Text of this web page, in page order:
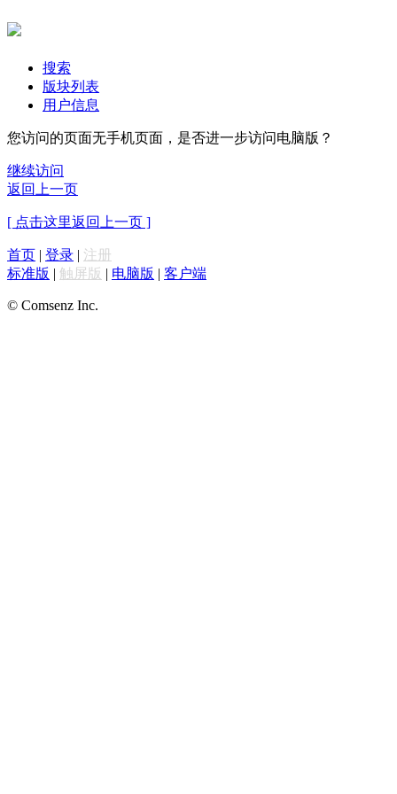
搜索
版块列表
用户信息
您访问的页面无手机页面，是否进一步访问电脑版？
继续访问
返回上一页
[ 点击这里返回上一页 ]
首页 | 登录 | 注册
标准版 | 触屏版 | 电脑版 | 客户端
© Comsenz Inc.